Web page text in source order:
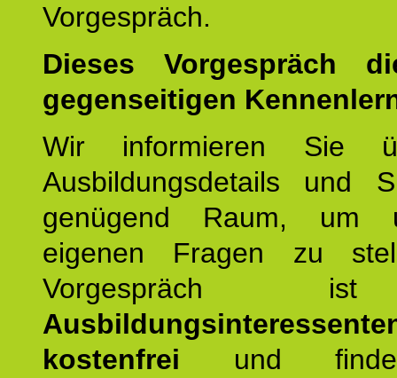
Vorgespräch.
Dieses Vorgespräch
gegenseitigen
Wir informieren Sie
Ausbildungsdetails und
genügend Raum, um
eigenen Fragen zu
kostenfrei und